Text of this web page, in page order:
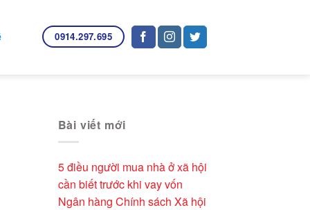
0914.297.695
Bài viết mới
5 điều người mua nhà ở xã hội
cần biết trước khi vay vốn
Ngân hàng Chính sách Xã hội